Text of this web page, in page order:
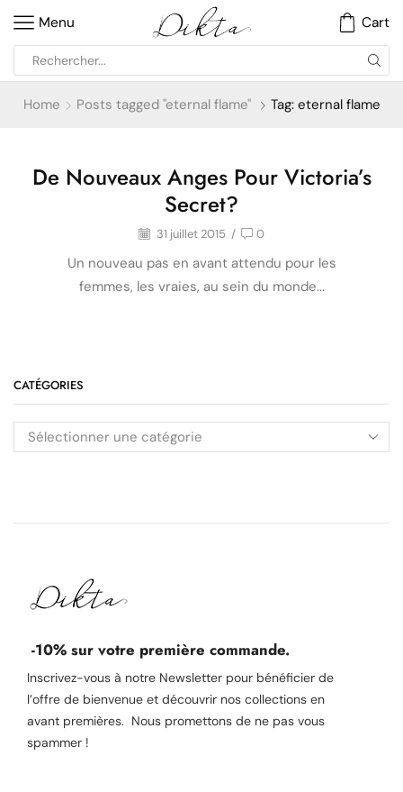
Menu Cart
Home Posts tagged "eternal flame" Tag: eternal flame
Mode
De Nouveaux Anges Pour Victoria’s
Secret?
31 juillet 2015 / 0
Un nouveau pas en avant attendu pour les
femmes, les vraies, au sein du monde...
CATÉGORIES
-10% sur votre première commande.
Inscrivez-vous à notre Newsletter pour bénéficier de
l’offre de bienvenue et découvrir nos collections en
avant premières. Nous promettons de ne pas vous
spammer !